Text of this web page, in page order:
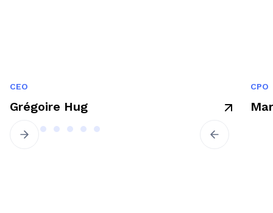
CEO
Grégoire Hug
CPO